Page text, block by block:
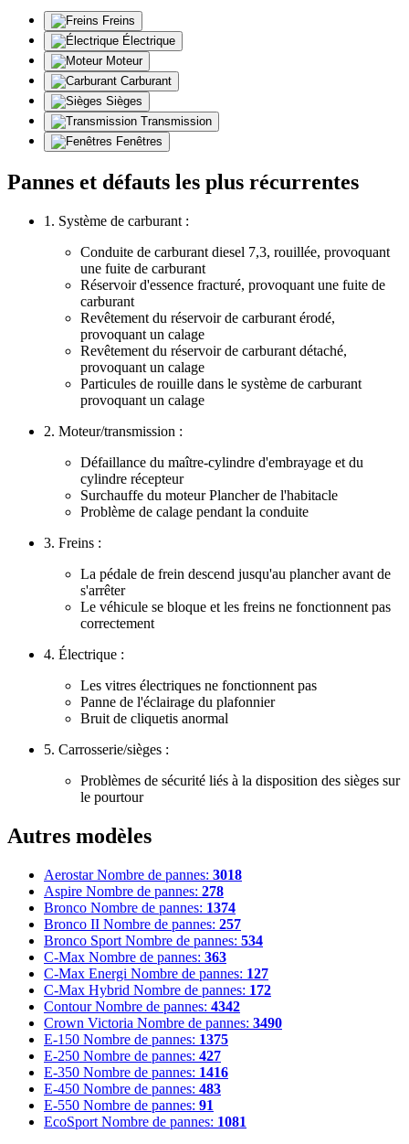
Freins
Électrique
Moteur
Carburant
Sièges
Transmission
Fenêtres
Pannes et défauts les plus récurrentes
1. Système de carburant :
Conduite de carburant diesel 7,3, rouillée, provoquant
une fuite de carburant
Réservoir d'essence fracturé, provoquant une fuite de
carburant
Revêtement du réservoir de carburant érodé,
provoquant un calage
Revêtement du réservoir de carburant détaché,
provoquant un calage
Particules de rouille dans le système de carburant
provoquant un calage
2. Moteur/transmission :
Défaillance du maître-cylindre d'embrayage et du
cylindre récepteur
Surchauffe du moteur Plancher de l'habitacle
Problème de calage pendant la conduite
3. Freins :
La pédale de frein descend jusqu'au plancher avant de
s'arrêter
Le véhicule se bloque et les freins ne fonctionnent pas
correctement
4. Électrique :
Les vitres électriques ne fonctionnent pas
Panne de l'éclairage du plafonnier
Bruit de cliquetis anormal
5. Carrosserie/sièges :
Problèmes de sécurité liés à la disposition des sièges sur
le pourtour
Autres modèles
Aerostar Nombre de pannes: 3018
Aspire Nombre de pannes: 278
Bronco Nombre de pannes: 1374
Bronco II Nombre de pannes: 257
Bronco Sport Nombre de pannes: 534
C-Max Nombre de pannes: 363
C-Max Energi Nombre de pannes: 127
C-Max Hybrid Nombre de pannes: 172
Contour Nombre de pannes: 4342
Crown Victoria Nombre de pannes: 3490
E-150 Nombre de pannes: 1375
E-250 Nombre de pannes: 427
E-350 Nombre de pannes: 1416
E-450 Nombre de pannes: 483
E-550 Nombre de pannes: 91
EcoSport Nombre de pannes: 1081